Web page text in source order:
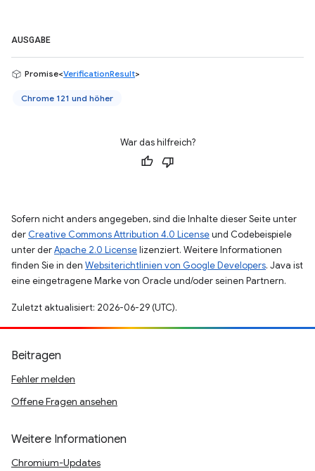
AUSGABE
Promise<VerificationResult>
Chrome 121 und höher
War das hilfreich?
Sofern nicht anders angegeben, sind die Inhalte dieser Seite unter
der Creative Commons Attribution 4.0 Licenseund Codebeispiele
unter derApache 2.0 Licenselizenziert. Weitere Informationen
finden Sie in den Websiterichtlinien von Google Developers. Java ist
eine eingetragene Marke von Oracle und/oder seinen Partnern.
Zuletzt aktualisiert: 2026-06-29 (UTC).
Beitragen
Fehler melden
Offene Fragen ansehen
Weitere Informationen
Chromium-Updates